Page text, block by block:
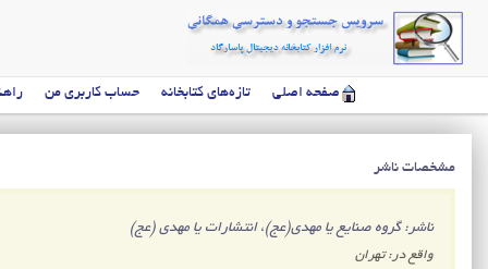
صفحه اصلی تازه‌های کتابخانه حساب کاربری من
مشخصات ناشر
ناشر: گروه صنایع یا مهدی(عج)، انتشارات یا مهدی (عج)
واقع در: تهران